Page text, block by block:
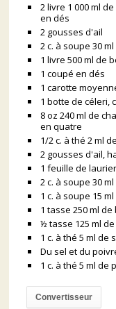
2 livre 1 000 ml
en dés
2 gousses d'ail
2 c. à soupe 30
1 livre 500 ml de
1 coupé en dés
1 carotte
1 botte de céleri,
8 oz 240 ml de
en quatre
1/2 c. à thé 2 ml
2 gousses d'ail,
1 feuille de laurier
2 c. à soupe 30
1 c. à soupe 15
1 tasse 250 ml
½ tasse 125 ml
1 c. à thé 5 ml de
Du sel et du
1 c. à thé 5 ml
Convertisseur